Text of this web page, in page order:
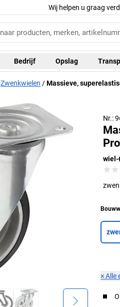
Wij helpen u graag
Bedrijf Opslag
Zwenkwielen Massieve,
Nr.:
wiel-
×Alle